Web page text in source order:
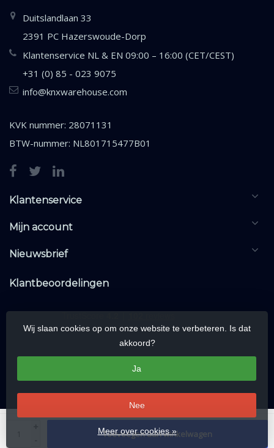
Toevoegen aan winkelwagen
Duitslandlaan 33
2391 PC Hazerswoude-Dorp
Klantenservice NL & EN 09:00 – 16:00 (CET/CEST)
+31 (0) 85 - 023 9075
info@knxwarehouse.com
KVK nummer: 28071131
BTW-nummer: NL801715477B01
Klantenservice
Mijn account
Nieuwsbrief
Klantbeoordelingen
Wij slaan cookies op om onze website te verbeteren. Is dat
akkoord?
Ja
Nee
Meer over cookies »
voorbehouden